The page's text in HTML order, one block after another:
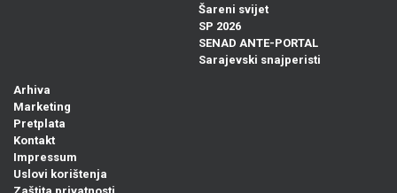
Šareni svijet
SP 2026
SENAD ANTE-PORTAL
Sarajevski snajperisti
Arhiva
Marketing
Pretplata
Kontakt
Impressum
Uslovi korištenja